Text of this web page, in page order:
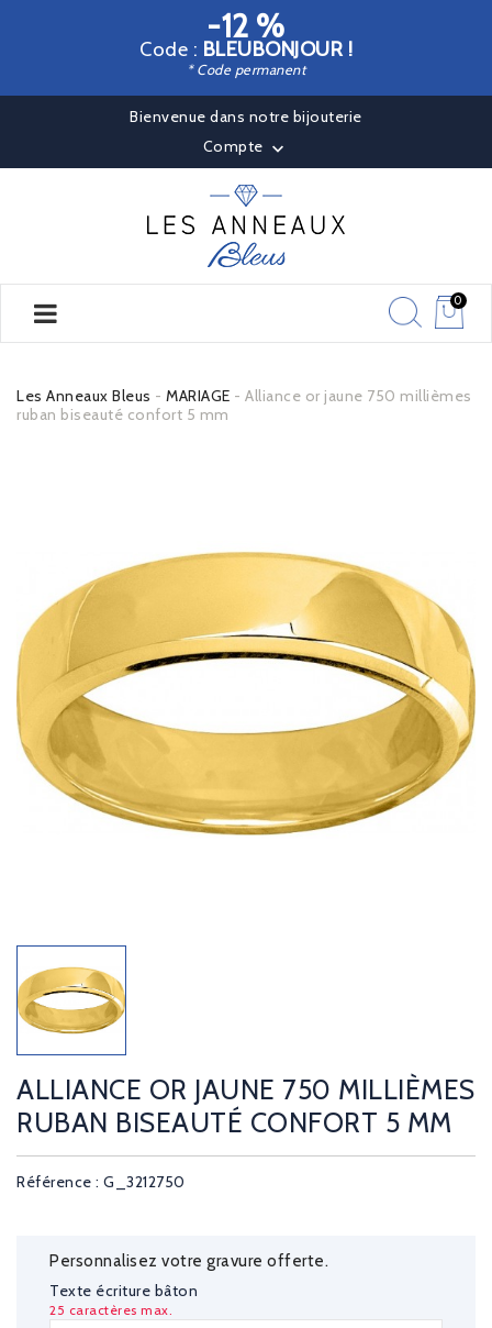
-12 %
Code : BLEUBONJOUR !
* Code permanent
Bienvenue dans notre bijouterie
Compte 
0
Les Anneaux Bleus MARIAGE
Alliance or jaune 750 millièmes
ruban biseauté confort 5 mm
ALLIANCE OR JAUNE 750 MILLIÈMES
RUBAN BISEAUTÉ CONFORT 5 MM
Référence : G_3212750
Personnalisez votre gravure offerte.
Texte écriture bâton
25 caractères max.